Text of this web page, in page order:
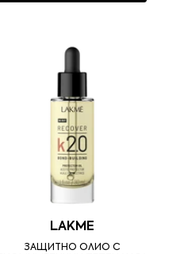
LAKME
ЗАЩИТНО ОЛИО С